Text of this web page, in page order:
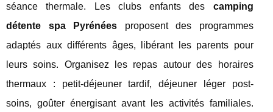
séance thermale. Les clubs enfants des camping
détente spa Pyrénées proposent des programmes
adaptés aux différents âges, libérant les parents pour
leurs soins. Organisez les repas autour des horaires
thermaux : petit-déjeuner tardif, déjeuner léger post-
soins, goûter énergisant avant les activités familiales.